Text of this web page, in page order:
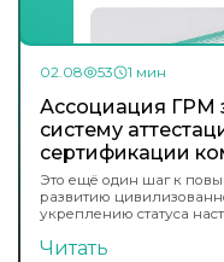
02.08 53 1 мин
Ассоциация ГРМ
систему
сертификации
Это ещё один шаг к
развитию
укреплению статуса
Читать